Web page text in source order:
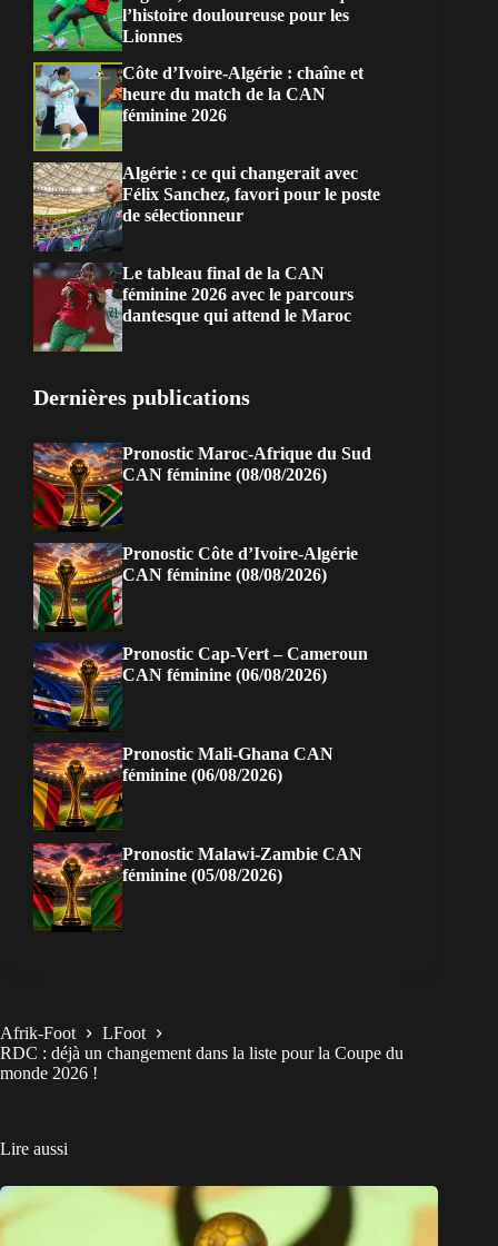
l’histoire douloureuse pour les
Lionnes
Côte d’Ivoire-Algérie : chaîne et
heure du match de la CAN
féminine 2026
Algérie : ce qui changerait avec
Félix Sanchez, favori pour le poste
de sélectionneur
Le tableau final de la CAN
féminine 2026 avec le parcours
dantesque qui attend le Maroc
Dernières publications
Pronostic Maroc-Afrique du Sud
CAN féminine (08/08/2026)
Pronostic Côte d’Ivoire-Algérie
CAN féminine (08/08/2026)
Pronostic Cap-Vert – Cameroun
CAN féminine (06/08/2026)
Pronostic Mali-Ghana CAN
féminine (06/08/2026)
Pronostic Malawi-Zambie CAN
féminine (05/08/2026)
Afrik-Foot
LFoot
RDC : déjà un changement dans la liste pour la Coupe du
monde 2026 !
Lire aussi